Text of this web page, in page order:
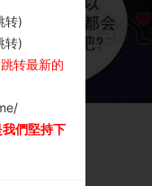
转)
转)
转最新的
們堅持下